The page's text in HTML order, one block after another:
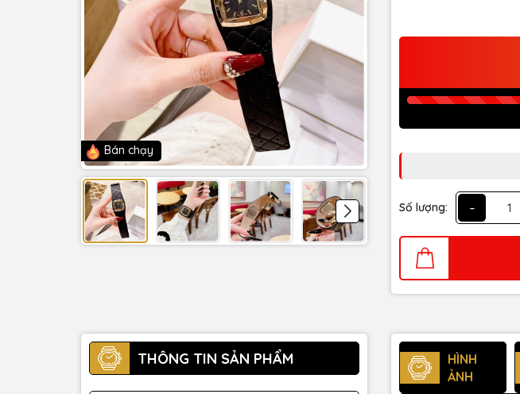
Bán chạy
Số lượng: -
THÔNG TIN SẢN PHẨM
HÌNH
ẢNH